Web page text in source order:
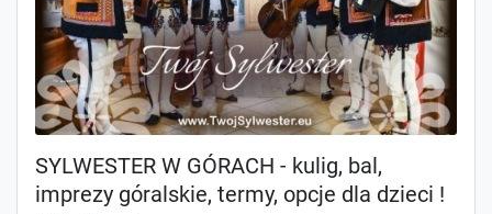
SYLWESTER W GÓRACH - kulig, bal,
imprezy góralskie, termy, opcje dla dzieci !